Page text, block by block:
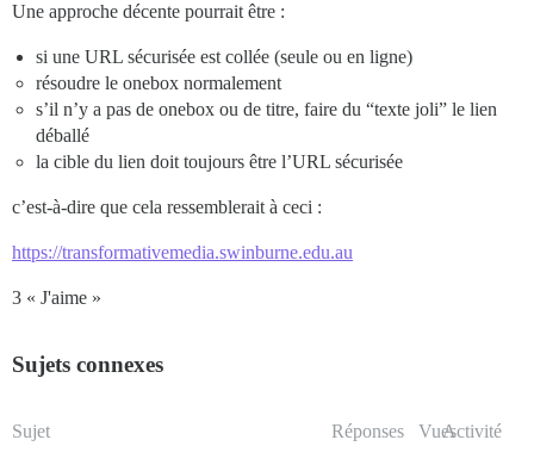
Une approche décente pourrait être :
si une URL sécurisée est collée (seule ou en ligne)
résoudre le onebox normalement
s’il n’y a pas de onebox ou de titre, faire du “texte joli” le lien
déballé
la cible du lien doit toujours être l’URL sécurisée
c’est-à-dire que cela ressemblerait à ceci :
https://transformativemedia.swinburne.edu.au
3 « J'aime »
Sujets connexes
Sujet Réponses VuesActivité